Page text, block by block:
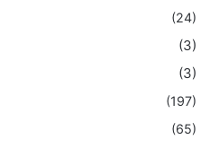
(24)
(3)
(3)
(197)
(65)